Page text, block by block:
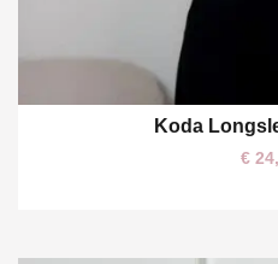
S/M
Koda
€